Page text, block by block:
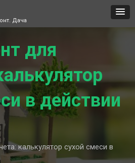
Дача
для
в действии
калькулятор сухой смеси в